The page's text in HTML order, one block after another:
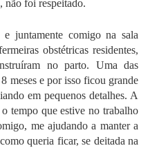
não foi respeitado.
juntamente comigo na sala
obstétricas residentes,
no parto. Uma das
meses e por isso ficou grande
em pequenos detalhes. A
tempo que estive no trabalho
me ajudando a manter a
queria ficar, se deitada na